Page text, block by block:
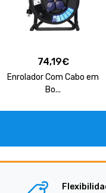
74,19€
Enrolador Com Cabo em
Bo...